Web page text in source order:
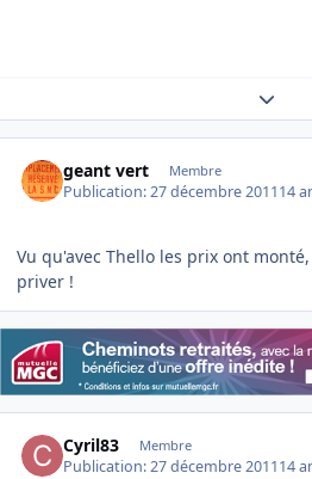
geant vert Membre
Publication:27 décembre 201114
Vu qu'avec Thello les prix ont
priver !
Cyril83 Membre
Publication:27 décembre 201114